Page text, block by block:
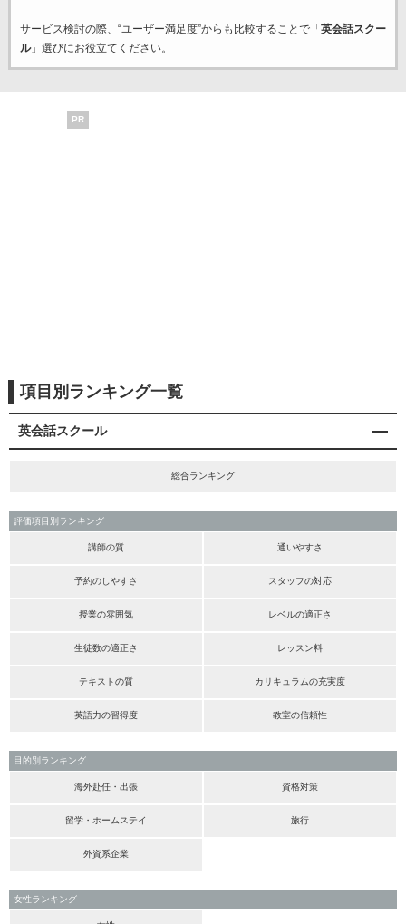
サービス検討の際、“ユーザー満足度”からも比較することで「 英会話スクー
ル」選びにお役立てください。
PR
項目別ランキング一覧
英会話スクール
総合ランキング
評価項目別ランキング
講師の質 通いやすさ
予約のしやすさ スタッフの対応
授業の雰囲気 レベルの適正さ
生徒数の適正さ レッスン料
テキストの質 カリキュラムの充実度
英語力の習得度 教室の信頼性
目的別ランキング
海外赴任・出張 資格対策
留学・ホームステイ 旅行
外資系企業
女性ランキング